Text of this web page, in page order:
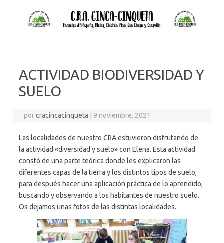
ACTIVIDAD BIODIVERSIDAD Y
SUELO
porcracincacinqueta | 9 noviembre, 2021
Las localidades de nuestro CRA estuvieron disfrutando de
la actividad «diversidad y suelo» con Elena. Esta actividad
constó de una parte teórica donde les explicaron las
diferentes capas de la tierra y los distintos tipos de suelo,
para después hacer una aplicación práctica de lo aprendido,
buscando y observando a los habitantes de nuestro suelo.
Os dejamos unas fotos de las distintas localidades.